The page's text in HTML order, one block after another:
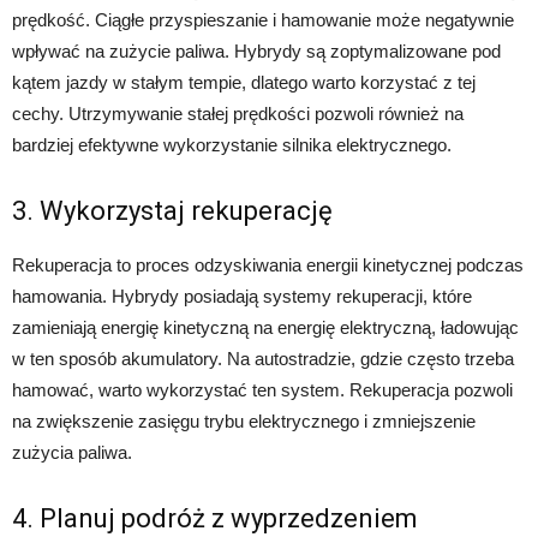
prędkość. Ciągłe przyspieszanie i hamowanie może negatywnie
wpływać na zużycie paliwa. Hybrydy są zoptymalizowane pod
kątem jazdy w stałym tempie, dlatego warto korzystać z tej
cechy. Utrzymywanie stałej prędkości pozwoli również na
bardziej efektywne wykorzystanie silnika elektrycznego.
3. Wykorzystaj rekuperację
Rekuperacja to proces odzyskiwania energii kinetycznej podczas
hamowania. Hybrydy posiadają systemy rekuperacji, które
zamieniają energię kinetyczną na energię elektryczną, ładowując
w ten sposób akumulatory. Na autostradzie, gdzie często trzeba
hamować, warto wykorzystać ten system. Rekuperacja pozwoli
na zwiększenie zasięgu trybu elektrycznego i zmniejszenie
zużycia paliwa.
4. Planuj podróż z wyprzedzeniem